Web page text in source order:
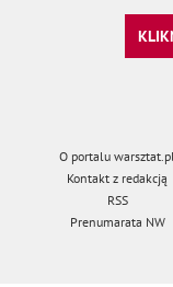
O portalu warsztat.pl
Kontakt z redakcją
RSS
Prenumarata NW